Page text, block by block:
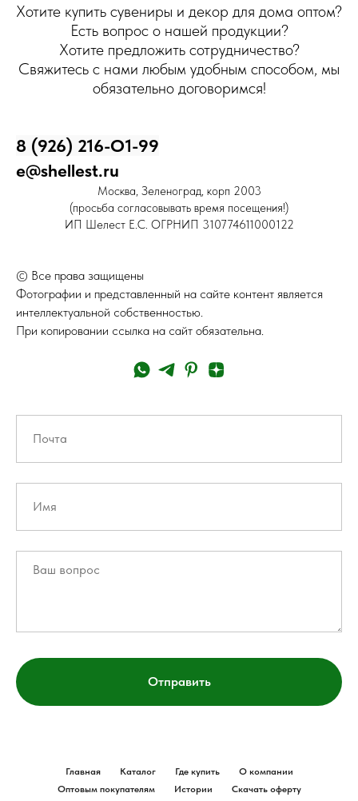
Хотите купить сувениры и декор для дома оптом?
Есть вопрос о нашей продукции?
Хотите предложить сотрудничество?
Свяжитесь с нами любым удобным способом, мы
обязательно договоримся!
8 (926) 216-О1-99
e@shellest.ru
Москва, Зеленоград, корп 2003
(просьба согласовывать время посещения!)
ИП Шелест Е.С. ОГРНИП 310774611000122
© Все права защищены
Фотографии и представленный на сайте контент является
интеллектуальной собственностью.
При копировании ссылка на сайт обязательна.
Отправить
Главная Каталог Где купить
О компании
Оптовым покупателям
Истории
Скачать оферту